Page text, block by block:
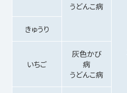
うどんこ病
きゅうり
いちご
灰色かび
病
うどんこ病